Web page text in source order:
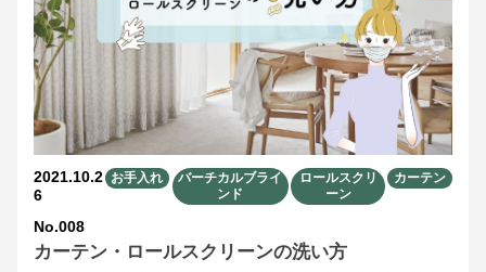
2021.10.2
6
お手入れ
バーチカルブライ
ンド
ロールスクリ
ーン
カーテン
No.008
カーテン・ロールスクリーンの洗い方